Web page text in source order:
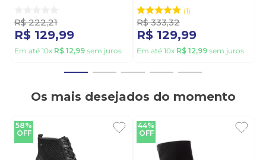
R$ 222,21
R$ 129,99
Em até 10x R$ 12,99 sem juros
1
R$ 333,32
R$ 129,99
Em até 10x R$ 12,99 sem juros
Os mais desejados do momento
58%
OFF
44%
OFF